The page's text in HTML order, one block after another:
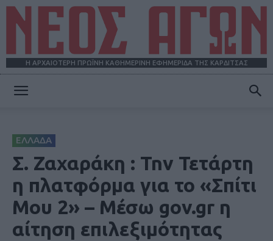
Η ΑΡΧΑΙΟΤΕΡΗ ΠΡΩΪΝΗ ΚΑΘΗΜΕΡΙΝΗ ΕΦΗΜΕΡΙΔΑ ΤΗΣ ΚΑΡΔΙΤΣΑΣ
ΕΛΛΑΔΑ
Σ. Ζαχαράκη : Tnν Τετάρτη
η πλατφόρμα για το «Σπίτι
Μου 2» – Μέσω gov.gr η
αίτηση επιλεξιμότητας